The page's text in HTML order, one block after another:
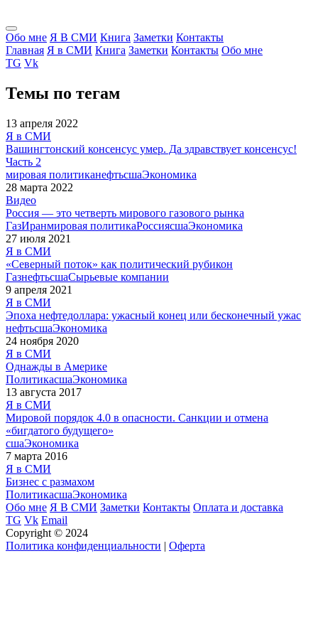
Обо мне Я В СМИ Книга Заметки Контакты
Главная Я в СМИ Книга Заметки Контакты Обо мне
TG Vk
Темы по тегам
13 апреля 2022
Я в СМИ
Вашингтонский консенсус умер. Да здравствует консенсус!
Часть 2
мировая политиканефтьсшаЭкономика
28 марта 2022
Видео
Россия — это четверть мирового газового рынка
ГазИранмировая политикаРоссиясшаЭкономика
27 июля 2021
Я в СМИ
«Северный поток» как политический рубикон
ГазнефтьсшаСырьевые компании
9 апреля 2021
Я в СМИ
Эпоха нефтедоллара: ужасный конец или бесконечный ужас
нефтьсшаЭкономика
24 ноября 2020
Я в СМИ
Однажды в Америке
ПолитикасшаЭкономика
13 августа 2017
Я в СМИ
Мировой порядок 4.0 в опасности. Санкции и отмена
«бигдатого будущего»
сшаЭкономика
7 марта 2016
Я в СМИ
Бизнес с размахом
ПолитикасшаЭкономика
Обо мне Я В СМИ Заметки Контакты Оплата и доставка
TG Vk Email
Copyright © 2024
Политика конфиденциальности | Оферта